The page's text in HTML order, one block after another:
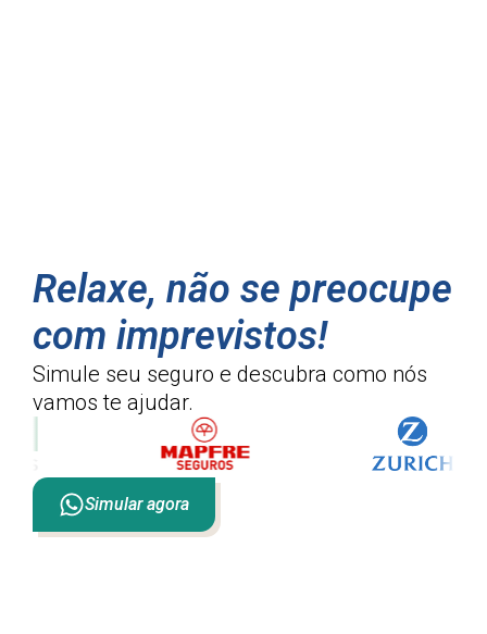
Relaxe, não se preocupe
com imprevistos!
Simule seu seguro e descubra como nós
vamos te ajudar.
Simular agora